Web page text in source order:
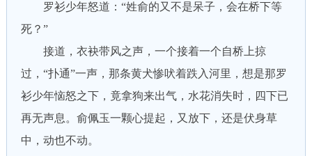
罗衫少年怒道：“姓俞的又不是呆子，会在桥下等
死？”
接道，衣袂带风之声，一个接着一个自桥上掠
过，“扑通”一声，那条黄犬惨吠着跌入河里，想是那罗
衫少年恼怒之下，竟拿狗来出气，水花消失时，四下已
再无声息。俞佩玉一颗心提起，又放下，还是伏身草
中，动也不动。